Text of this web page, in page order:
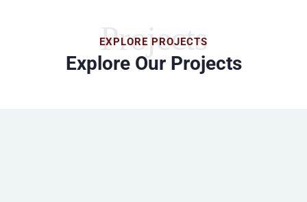
EXPLORE PROJECTS
Projects
Explore Our Projects